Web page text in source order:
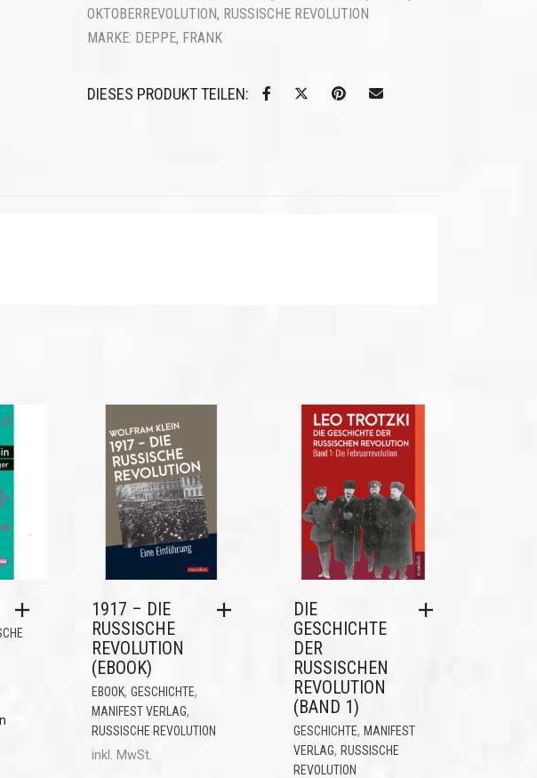
OKTOBERREVOLUTION, RUSSISCHE REVOLUTION
MARKE: DEPPE, FRANK
DIESES PRODUKT TEILEN:
1917 – DIE
RUSSISCHE
REVOLUTION
(EBOOK)
EBOOK, GESCHICHTE,
MANIFEST VERLAG,
RUSSISCHE REVOLUTION
inkl. MwSt.
DIE
GESCHICHTE
DER
RUSSISCHEN
REVOLUTION
(BAND 1)
GESCHICHTE, MANIFEST
VERLAG, RUSSISCHE
REVOLUTION